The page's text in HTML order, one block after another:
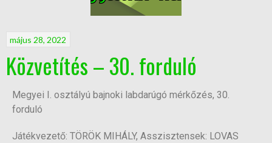
május 28, 2022
Közvetítés – 30. forduló
Megyei I. osztályú bajnoki labdarúgó mérkőzés, 30.
forduló
Játékvezető: TÖRÖK MIHÁLY, Asszisztensek: LOVAS